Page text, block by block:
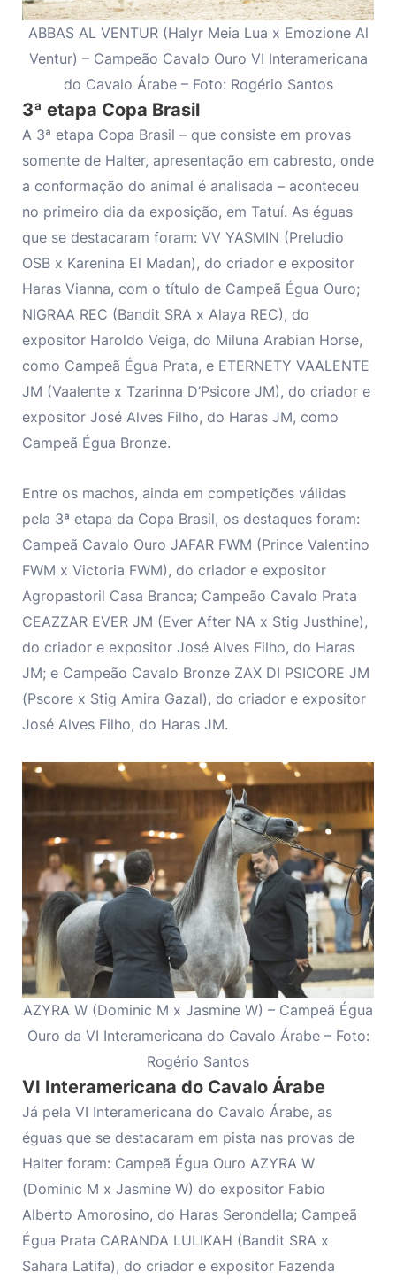
ABBAS AL VENTUR (Halyr Meia Lua x Emozione Al
Ventur) – Campeão Cavalo Ouro VI Interamericana
do Cavalo Árabe – Foto: Rogério Santos
3ª etapa Copa Brasil
A 3ª etapa Copa Brasil – que consiste em provas
somente de Halter, apresentação em cabresto, onde
a conformação do animal é analisada – aconteceu
no primeiro dia da exposição, em Tatuí. As éguas
que se destacaram foram: VV YASMIN (Preludio
OSB x Karenina El Madan), do criador e expositor
Haras Vianna, com o título de Campeã Égua Ouro;
NIGRAA REC (Bandit SRA x Alaya REC), do
expositor Haroldo Veiga, do Miluna Arabian Horse,
como Campeã Égua Prata, e ETERNETY VAALENTE
JM (Vaalente x Tzarinna D’Psicore JM), do criador e
expositor José Alves Filho, do Haras JM, como
Campeã Égua Bronze.
Entre os machos, ainda em competições válidas
pela 3ª etapa da Copa Brasil, os destaques foram:
Campeã Cavalo Ouro JAFAR FWM (Prince Valentino
FWM x Victoria FWM), do criador e expositor
Agropastoril Casa Branca; Campeão Cavalo Prata
CEAZZAR EVER JM (Ever After NA x Stig Justhine),
do criador e expositor José Alves Filho, do Haras
JM; e Campeão Cavalo Bronze ZAX DI PSICORE JM
(Pscore x Stig Amira Gazal), do criador e expositor
José Alves Filho, do Haras JM.
AZYRA W (Dominic M x Jasmine W) – Campeã Égua
Ouro da VI Interamericana do Cavalo Árabe – Foto:
Rogério Santos
VI Interamericana do Cavalo Árabe
Já pela VI Interamericana do Cavalo Árabe, as
éguas que se destacaram em pista nas provas de
Halter foram: Campeã Égua Ouro AZYRA W
(Dominic M x Jasmine W) do expositor Fabio
Alberto Amorosino, do Haras Serondella; Campeã
Égua Prata CARANDA LULIKAH (Bandit SRA x
Sahara Latifa), do criador e expositor Fazenda